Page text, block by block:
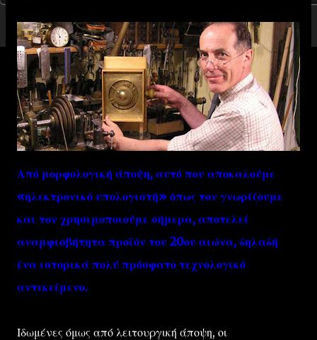
Από μορφολογική άποψη, αυτό που αποκαλούμε
«ηλεκτρονικό υπολογιστή» όπως τον γνωρίζουμε
και τον χρησιμοποιούμε σήμερα, αποτελεί
αναμφισβήτητα προϊόν του 20ου αιώνα, δηλαδή
ένα ιστορικά πολύ πρόσφατο τεχνολογικό
αντικείμενο.
Ιδωμένες όμως από λειτουργική άποψη, οι